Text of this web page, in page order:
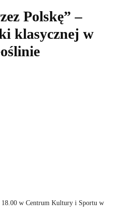
Polskę” –
klasycznej w
18.00 w Centrum Kultury i Sportu w